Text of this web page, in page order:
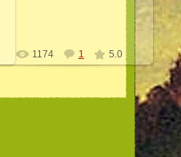
1174 1 5.0